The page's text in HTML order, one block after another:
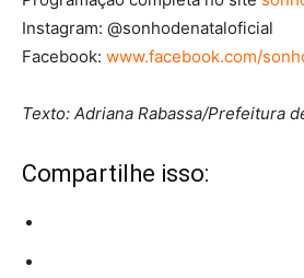
Instagram: @sonhodenataloficial
Facebook: www.facebook.com/
Texto: Adriana Rabassa/Prefeitura
Compartilhe isso: